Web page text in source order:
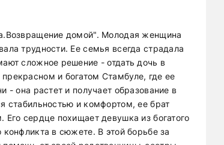
домой". Молодая женщина
трудности. Ее семья всегда страдала
сложное решение - отдать дочь в
и богатом Стамбуле, где ее
она растет и получает образование в
стабильностью и комфортом, ее брат
сердце похищает девушка из богатого
в сюжете. В этой борьбе за